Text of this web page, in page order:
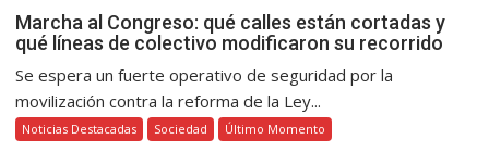
Marcha al Congreso: qué calles están cortadas y
qué líneas de colectivo modificaron su recorrido
Se espera un fuerte operativo de seguridad por la
movilización contra la reforma de la Ley...
Noticias Destacadas Sociedad Último Momento